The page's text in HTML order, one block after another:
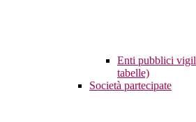
Enti pubblici
tabelle)
Società partecipate